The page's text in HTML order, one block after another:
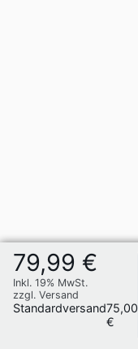
79,99 €
Inkl. 19% MwSt.
zzgl. Versand
Standardversand75,00
€